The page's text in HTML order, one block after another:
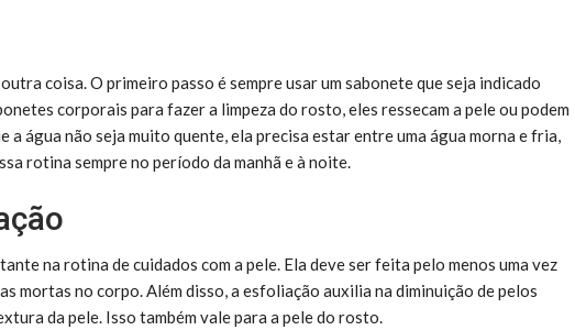
coisa. O primeiro passo é sempre usar um sabonete que seja indicado
corporais para fazer a limpeza do rosto, eles ressecam a pele ou podem
a água não seja muito quente, ela precisa estar entre uma água morna e fria,
rotina sempre no período da manhã e à noite.
na rotina de cuidados com a pele. Ela deve ser feita pelo menos uma vez
mortas no corpo. Além disso, a esfoliação auxilia na diminuição de pelos
da pele. Isso também vale para a pele do rosto.